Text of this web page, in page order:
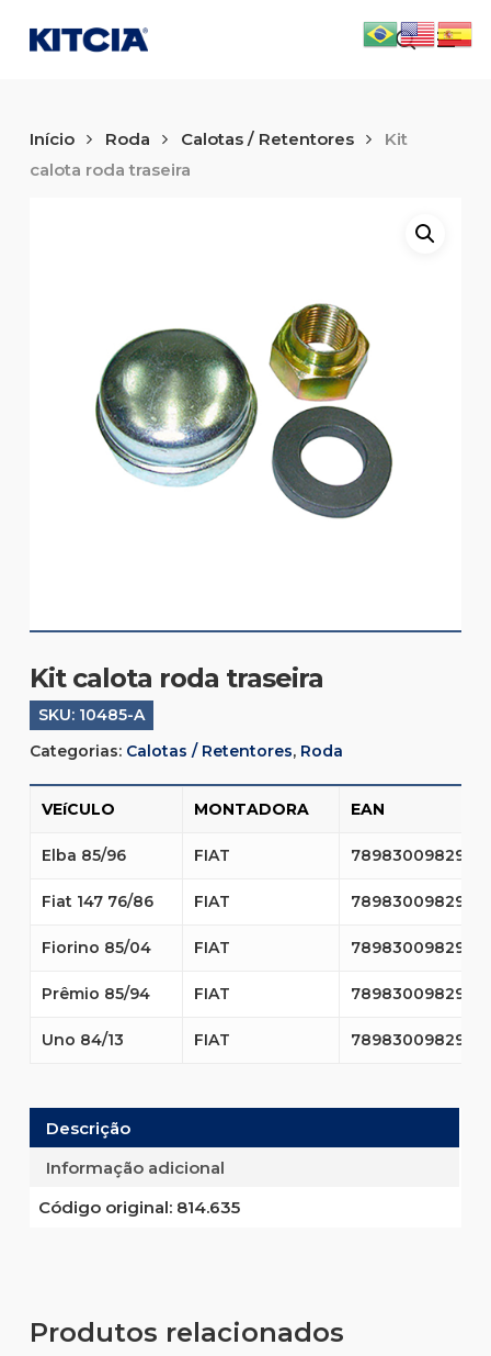
main
search
Início Roda Calotas / Retentores
Kit
calota roda traseira
Kit calota roda traseira
SKU: 10485-A
Categorias: Calotas / Retentores, Roda
VEíCULO MONTADORA EAN
Elba 85/96 FIAT 7898300982934
Fiat 147 76/86 FIAT 7898300982934
Fiorino 85/04 FIAT 7898300982934
Prêmio 85/94 FIAT 7898300982934
Uno 84/13 FIAT 7898300982934
Descrição
Informação adicional
Código original:814.635
Produtos relacionados